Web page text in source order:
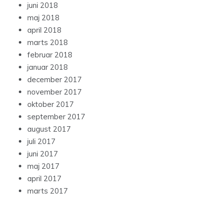
juni 2018
maj 2018
april 2018
marts 2018
februar 2018
januar 2018
december 2017
november 2017
oktober 2017
september 2017
august 2017
juli 2017
juni 2017
maj 2017
april 2017
marts 2017